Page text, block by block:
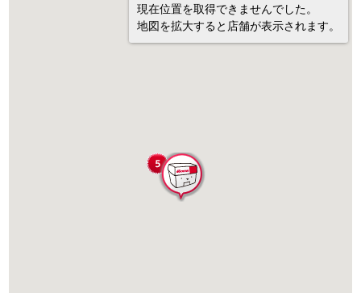
現在位置を取得できませんでした。
地図を拡大すると店舗が表示されます。